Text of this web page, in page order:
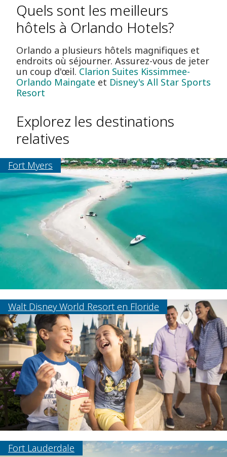
Quels sont les meilleurs
hôtels à Orlando Hotels?
Orlando a plusieurs hôtels magnifiques et
endroits où séjourner. Assurez-vous de jeter
un coup d'œil. Clarion Suites Kissimmee-
Orlando Maingate et Disney's All Star Sports
Resort
Explorez les destinations
relatives
Fort Myers
Walt Disney World Resort en Floride
Fort Lauderdale